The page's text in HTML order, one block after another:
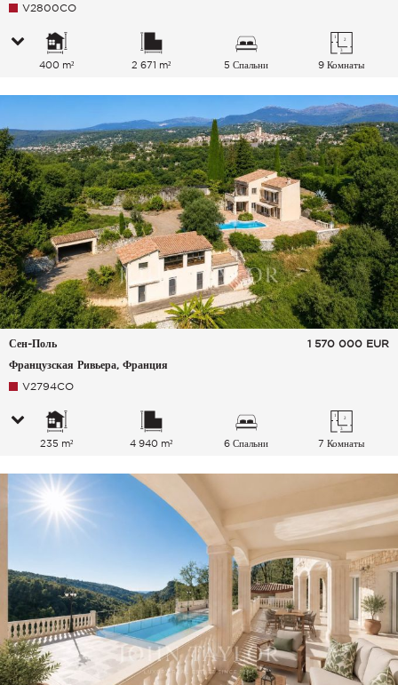
V2800CO
400 m² 2 671 m² 5 Спальни 9 Комнаты
Сен-Поль
Французская Ривьера, Франция
1 570 000 EUR
V2794CO
235 m² 4 940 m² 6 Спальни 7 Комнаты